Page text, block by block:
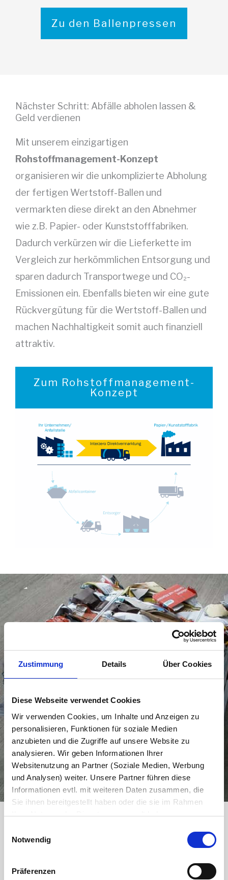
Zustimmung Details Über Cookies
Diese Webseite verwendet Cookies
Wir verwenden Cookies, um Inhalte und Anzeigen zu
personalisieren, Funktionen für soziale Medien
anzubieten und die Zugriffe auf unsere Website zu
analysieren. Wir geben Informationen Ihrer
Websitenutzung an Partner (Soziale Medien, Werbung
und Analysen) weiter. Unsere Partner führen diese
Informationen evtl. mit weiteren Daten zusammen, die
Sie ihnen bereitgestellt haben oder die sie im Rahmen
Ihrer Nutzung der Dienste gesammelt haben.
USA oder Drittstaaten übertragen und dort verarbeitet.
Die einzelnen Vertragspartner können Sie dem Cookie-
Banner und/oder der Datenschutzerklärung entnehmen.
Mit der Bestätigung Ihrer Auswahl der Cookies,
willigen
Notwendig
Präferenzen
Zu den Ballenpressen
Nächster Schritt: Abfälle abholen lassen &
Geld verdienen
Mit unserem einzigartigen
Rohstoffmanagement-Konzept
organisieren wir die unkomplizierte Abholung
der fertigen Wertstoff-Ballen und
vermarkten diese direkt an den Abnehmer
wie z.B. Papier- oder Kunststofffabriken.
Dadurch verkürzen wir die Lieferkette im
Vergleich zur herkömmlichen Entsorgung und
sparen dadurch Transportwege und CO₂-
Emissionen ein. Ebenfalls bieten wir eine gute
Rückvergütung für die Wertstoff-Ballen und
machen Nachhaltigkeit somit auch finanziell
attraktiv.
Zum Rohstoffmanagement-
Konzept
wir flexibel auf Ihre individuellen Anforderungen